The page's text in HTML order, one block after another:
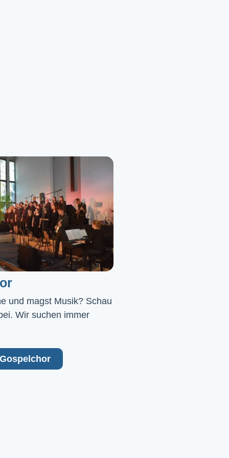
und magst Musik? Schau
Wir suchen immer